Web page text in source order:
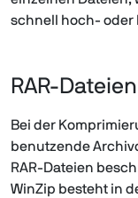
schnell hoch-
RAR-
Bei der
benutzende
RAR-Dateien
WinZip besteht in